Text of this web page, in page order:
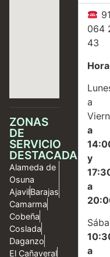
ZONAS
DE
SERVICIO
DESTACADAS
Alameda de
Osuna
AjavilBarajas
Camarma
Cobeña
Coslada
Daganzo
El Cañaveral
91
064
43
a
a
y
a
a